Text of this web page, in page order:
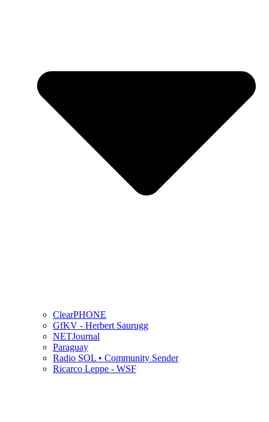
ClearPHONE
GfKV - Herbert Saurugg
NETJournal
Paraguay
Radio SOL • Community Sender
Ricarco Leppe - WSF